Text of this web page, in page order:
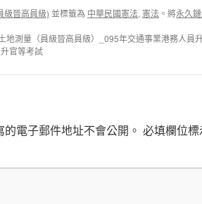
級晉高員級) 並標籤為 中華民國憲法, 憲法 。將永久
地測量（員級晉高員級）_095年交通事業港務人員
官等考試
電子郵件地址不會公開。 必填欄位標